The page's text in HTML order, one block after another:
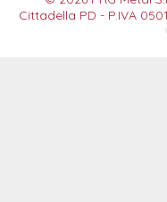
Cittadella PD - P.IVA